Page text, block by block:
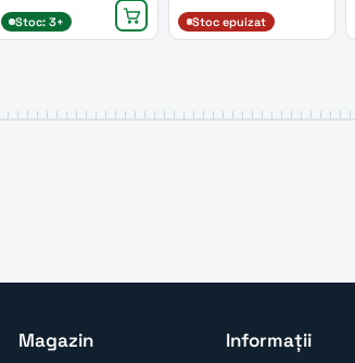
Stoc: 3+ Stoc epuizat
Magazin Informații